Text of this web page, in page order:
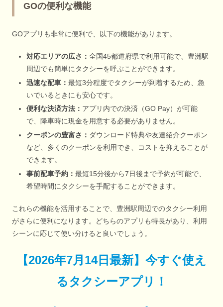
GOの便利な機能
GOアプリも非常に便利で、以下の機能があります。
対応エリアの広さ： 全国45都道府県で利用可能で、豊洲駅
周辺でも簡単にタクシーを呼ぶことができます。
迅速な配車： 最短3分程度でタクシーが到着するため、急
いでいるときにも安心です。
便利な決済方法： アプリ内での決済（GO Pay）が可能
で、降車時に現金を用意する必要がありません。
クーポンの豊富さ： ダウンロード特典や友達紹介クーポン
など、多くのクーポンを利用でき、コストを抑えることが
できます。
事前配車予約： 最短15分後から7日後まで予約が可能で、
希望時間にタクシーを手配することができます。
これらの機能を活用することで、豊洲駅周辺でのタクシー利用
がさらに便利になります。どちらのアプリも特長があり、利用
シーンに応じて使い分けると良いでしょう。
【2026年7月14日最新】 今すぐ使え
るタクシーアプリ！